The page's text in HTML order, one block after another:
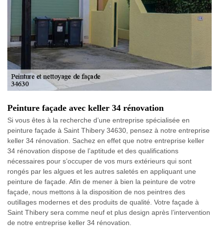
Peinture façade avec keller 34 rénovation
Si vous êtes à la recherche d’une entreprise spécialisée en
peinture façade à Saint Thibery 34630, pensez à notre entreprise
keller 34 rénovation. Sachez en effet que notre entreprise keller
34 rénovation dispose de l’aptitude et des qualifications
nécessaires pour s’occuper de vos murs extérieurs qui sont
rongés par les algues et les autres saletés en appliquant une
peinture de façade. Afin de mener à bien la peinture de votre
façade, nous mettons à la disposition de nos peintres des
outillages modernes et des produits de qualité. Votre façade à
Saint Thibery sera comme neuf et plus design après l’intervention
de notre entreprise keller 34 rénovation.